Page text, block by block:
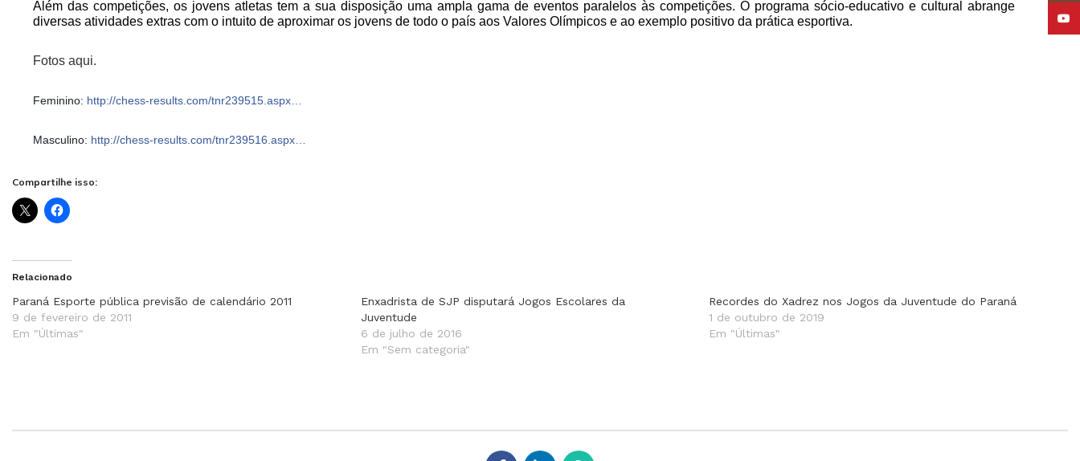
Além das competições, os jovens atletas tem a sua disposição uma ampla gama de eventos paralelos às competições. O programa sócio-educativo e cultural abrange
diversas atividades extras com o intuito de aproximar os jovens de todo o país aos Valores Olímpicos e ao exemplo positivo da prática esportiva.
Fotos aqui.
Feminino: http://chess-results.com/tnr239515.aspx…
Masculino: http://chess-results.com/tnr239516.aspx…
Compartilhe isso:
Relacionado
Paraná Esporte pública previsão de calendário 2011
9 de fevereiro de 2011
Em "Últimas"
Enxadrista de SJP disputará Jogos Escolares da
Juventude
6 de julho de 2016
Em "Sem categoria"
Recordes do Xadrez nos Jogos da Juventude do Paraná
1 de outubro de 2019
Em "Últimas"